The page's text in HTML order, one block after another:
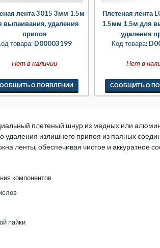
лента 3015 3мм 1.5м
выпаивания, удаления
припоя
товара: D00003199
Нет в наличии
О ПОЯВЛЕНИИ
Плетеная лента
1.5мм 1.5м для
удаления
Код товара:
Нет в
СООБЩИТЬ О
плетеный шнур из медных или
удаления излишнего припоя из паяных
ленты, обеспечивая чистое и аккуратное
компонентов
пайки